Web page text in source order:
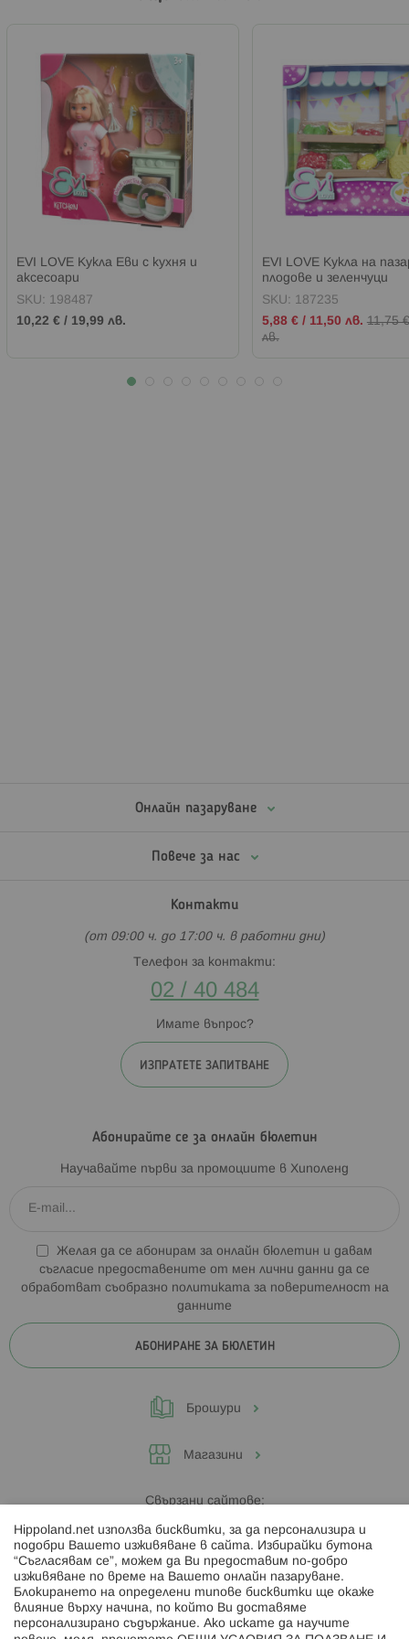
EVI LOVE Кукла Еви с кухня и
аксесоари
SKU: 198487
10,22 € / 19,99 лв.
EVI LOVE Кукла на
плодове и зеленчуци
SKU: 187235
Промо
цена
5,88 €/ 11,50 лв. 11,75 €
лв.
Онлайн пазаруване
Повече за нас
Контакти
(от 09:00 ч. до 17:00 ч. в работни дни)
Телефон за контакти:
02 / 40 484
Имате въпрос?
ИЗПРАТЕТЕ ЗАПИТВАНЕ
Абонирайте се за онлайн бюлетин
Научавайте първи за промоциите в Хиполенд
Желая да се абонирам за онлайн бюлетин и давам
съгласие предоставените от мен лични данни да се
обработват съобразно политиката за поверителност на
данните
АБОНИРАНЕ ЗА БЮЛЕТИН
Брошури
Магазини
Свързани сайтове:
Hippoland.ro
Последвайте ни:
Hippoland.net използва бисквитки, за да персонализира и
подобри Вашето изживяване в сайта. Избирайки бутона
“Съгласявам се”, можем да Ви предоставим по-добро
изживяване по време на Вашето онлайн пазаруване.
Блокирането на определени типове бисквитки ще окаже
влияние върху начина, по който Ви доставяме
персонализирано съдържание. Ако искате да научите